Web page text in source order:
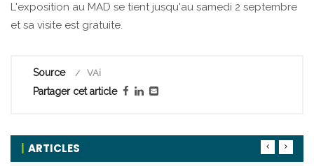
L'exposition au MAD se tient jusqu'au samedi 2 septembre
et sa visite est gratuite.
Source VAi
Partager cet article
ARTICLES